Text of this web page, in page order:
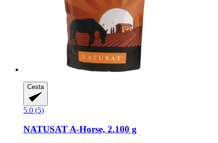
Cesta
5.0 (5)
NATUSAT A-​Horse, 2.100 g